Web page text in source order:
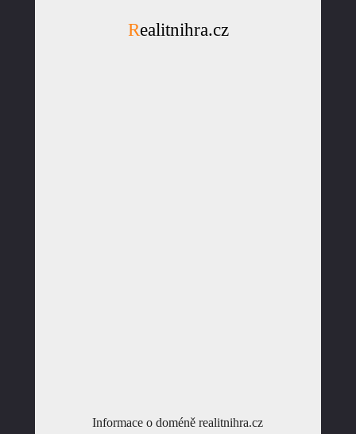
Realitnihra.cz
Informace o doméně realitnihra.cz